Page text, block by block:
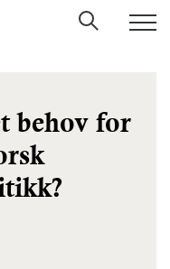
behov for